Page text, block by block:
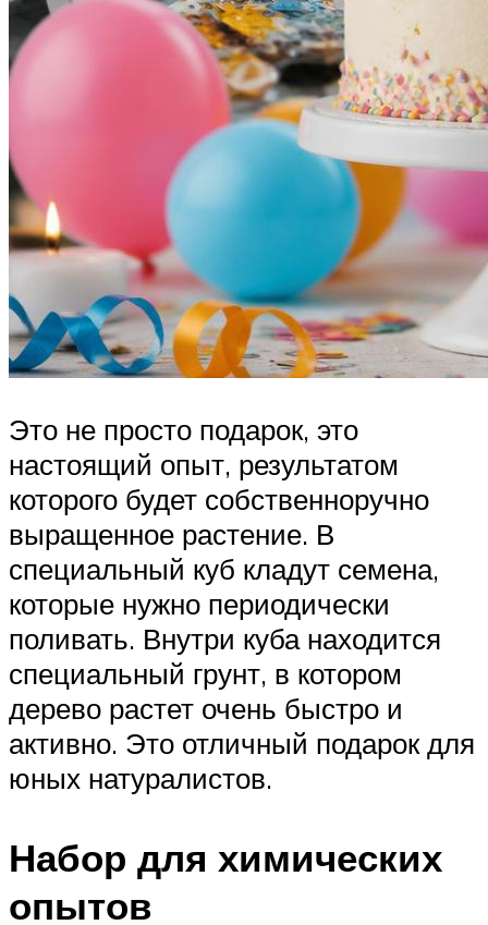
Это не просто подарок, это
настоящий опыт, результатом
которого будет собственноручно
выращенное растение. В
специальный куб кладут семена,
которые нужно периодически
поливать. Внутри куба находится
специальный грунт, в котором
дерево растет очень быстро и
активно. Это отличный подарок для
юных натуралистов.
Набор для химических
опытов